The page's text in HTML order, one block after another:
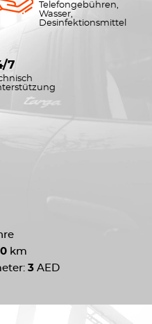
Telefongebühren,
Wasser,
Desinfektionsmittel
7
km
3 AED